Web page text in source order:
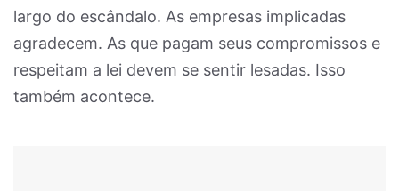
largo do escândalo. As empresas implicadas
agradecem. As que pagam seus compromissos e
respeitam a lei devem se sentir lesadas. Isso
também acontece.